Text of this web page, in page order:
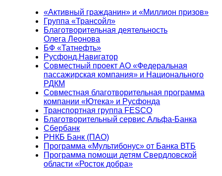
«Активный гражданин» и «Миллион призов»
Группа «Трансойл»
Благотворительная деятельность
Олега Леонова
БФ «Татнефть»
Русфонд.Навигатор
Совместный проект АО «Федеральная
пассажирская компания» и Национального
РДКМ
Совместная благотворительная программа
компании «Ютека» и Русфонда
Транспортная группа FESCO
Благотворительный сервис Альфа-Банка
Сбербанк
РНКБ Банк (ПАО)
Программа «Мультибонус» от Банка ВТБ
Программа помощи детям Свердловской
области «Росток добра»